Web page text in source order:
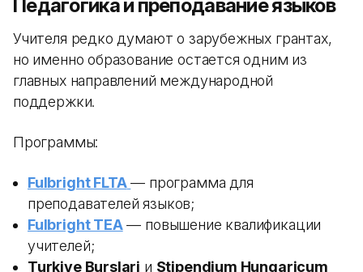
Педагогика и преподавание языков
Учителя редко думают о зарубежных грантах,
но именно образование остается одним из
главных направлений международной
поддержки.
Программы:
Fulbright FLTA — программа для
преподавателей языков;
Fulbright TEA— повышение квалификации
учителей;
Turkiye Burslari и Stipendium Hungaricum